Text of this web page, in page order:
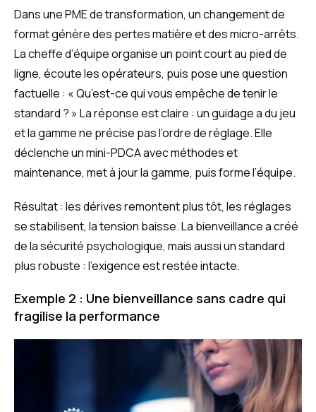
Dans une PME de transformation, un changement de
format génère des pertes matière et des micro-arrêts.
La cheffe d’équipe organise un point court au pied de
ligne, écoute les opérateurs, puis pose une question
factuelle : « Qu’est-ce qui vous empêche de tenir le
standard ? » La réponse est claire : un guidage a du jeu
et la gamme ne précise pas l’ordre de réglage. Elle
déclenche un mini-PDCA avec méthodes et
maintenance, met à jour la gamme, puis forme l’équipe.
Résultat : les dérives remontent plus tôt, les réglages
se stabilisent, la tension baisse. La bienveillance a créé
de la sécurité psychologique, mais aussi un standard
plus robuste : l’exigence est restée intacte.
Exemple 2 : Une bienveillance sans cadre qui
fragilise la performance